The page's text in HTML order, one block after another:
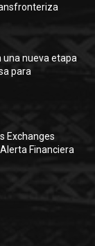
una nueva etapa
para
Exchanges
Financiera